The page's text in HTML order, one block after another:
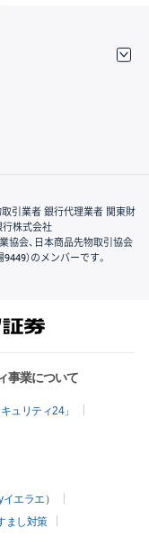
取引業者 銀行代理業者 関東財
行株式会社
協会、日本商品先物取引協会
）のメンバーです。
事業について
ュリティ24」
エラエ）
まし対策